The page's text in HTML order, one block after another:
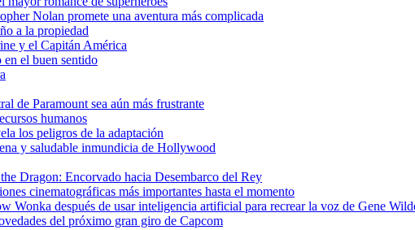
Nolan promete una aventura más complicada
a la propiedad
y el Capitán América
el buen sentido
de Paramount sea aún más frustrante
humanos
los peligros de la adaptación
y saludable inmundicia de Hollywood
Dragon: Encorvado hacia Desembarco del Rey
cinematográficas más importantes hasta el momento
Wonka después de usar inteligencia artificial para recrear la voz de Gene
del próximo gran giro de Capcom